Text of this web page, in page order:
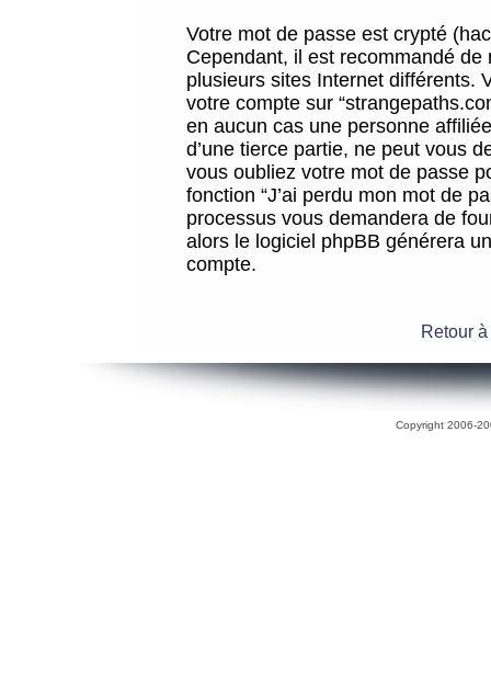
Votre mot de passe est crypté
Cependant, il est recommandé
plusieurs sites Internet différents.
votre compte sur
en aucun cas une personne
d’une tierce partie, ne peut vous
vous oubliez votre mot de passe
fonction “J’ai perdu mon mot de
processus vous demandera de
alors le logiciel phpBB générera
compte.
Retour
Copyright 2006-